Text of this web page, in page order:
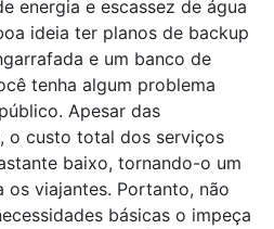
energia e escassez de água
ideia ter planos de backup
e um banco de
tenha algum problema
Apesar das
o custo total dos serviços
baixo, tornando-o um
viajantes. Portanto, não
básicas o impeça